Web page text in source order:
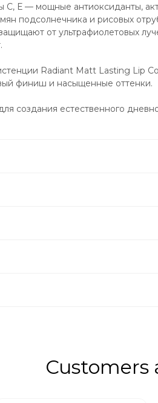
С, Е — мощные антиоксиданты,
подсолнечника и рисовых
от ультрафиолетовых
Radiant Matt Lasting Lip
финиш и насыщенные оттенки.
создания естественного
Customers